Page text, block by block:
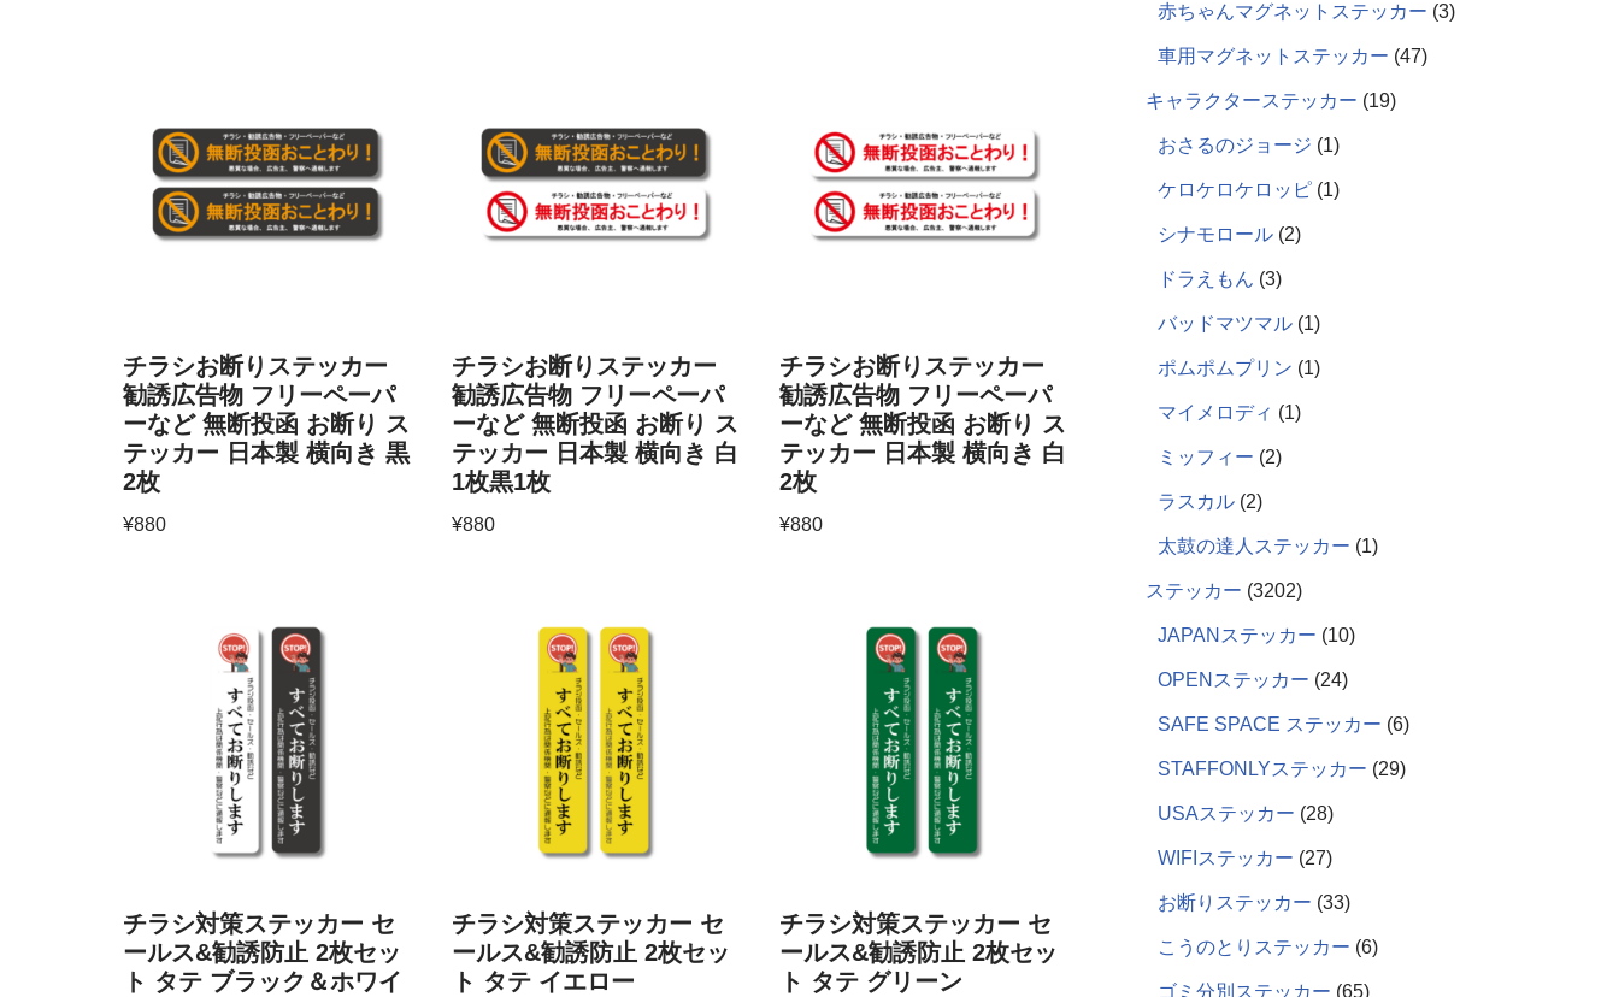
チラシお断りステッカー
勧誘広告物 フリーペーパ
ーなど 無断投函 お断り ス
テッカー 日本製 横向き 黒
2枚
¥880
チラシお断りステッカー
勧誘広告物 フリーペーパ
ーなど 無断投函 お断り ス
テッカー 日本製 横向き 白
1枚黒1枚
¥880
チラシお断りステッカー
勧誘広告物 フリーペーパ
ーなど 無断投函 お断り ス
テッカー 日本製 横向き 白
2枚
¥880
チラシ対策ステッカー セ
ールス&勧誘防止 2枚セッ
ト タテ ブラック＆ホワイ
チラシ対策ステッカー セ
ールス&勧誘防止 2枚セッ
ト タテ イエロー
チラシ対策ステッカー セ
ールス&勧誘防止 2枚セッ
ト タテ グリーン
赤ちゃんマグネットステッカー 3
車用マグネットステッカー 47
キャラクターステッカー 19
おさるのジョージ 1
ケロケロケロッピ 1
シナモロール 2
ドラえもん 3
バッドマツマル 1
ポムポムプリン 1
マイメロディ 1
ミッフィー 2
ラスカル 2
太鼓の達人ステッカー 1
ステッカー 3202
JAPANステッカー 10
OPENステッカー 24
SAFE SPACE ステッカー 6
STAFFONLYステッカー 29
USAステッカー 28
WIFIステッカー 27
お断りステッカー 33
こうのとりステッカー 6
ゴミ分別ステッカー 65